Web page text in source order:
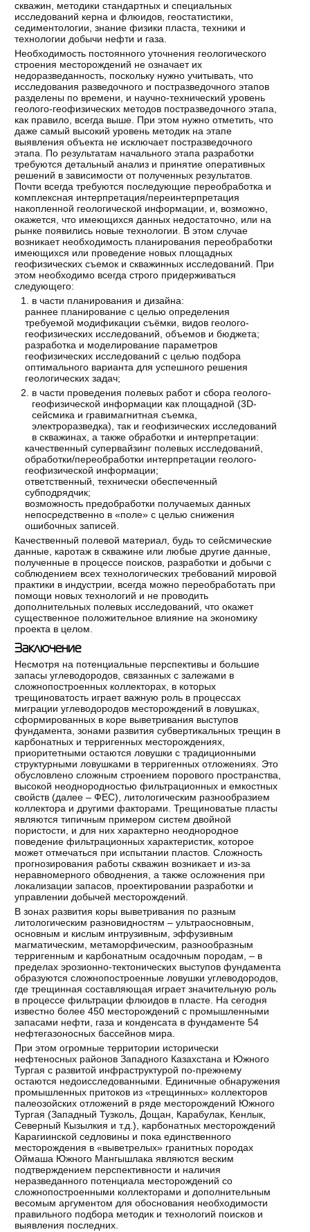
скважин, методики стандартных и специальных
исследований керна и флюидов, геостатистики,
седиментологии, знание физики пласта, техники и
технологии добычи нефти и газа.
Необходимость постоянного уточнения геологического
строения месторождений не означает их
недоразведанность, поскольку нужно учитывать, что
исследования разведочного и постразведочного этапов
разделены по времени, и научно-технический уровень
геолого-геофизических методов постразведочного этапа,
как правило, всегда выше. При этом нужно отметить, что
даже самый высокий уровень методик на этапе
выявления объекта не исключает постразведочного
этапа. По результатам начального этапа разработки
требуются детальный анализ и принятие оперативных
решений в зависимости от полученных результатов.
Почти всегда требуются последующие переобработка и
комплексная интерпретация/переинтерпретация
накопленной геологической информации, и, возможно,
окажется, что имеющихся данных недостаточно, или на
рынке появились новые технологии. В этом случае
возникает необходимость планирования переобработки
имеющихся или проведение новых площадных
геофизических съемок и скважинных исследований. При
этом необходимо всегда строго придерживаться
следующего:
в части планирования и дизайна:
раннее планирование с целью определения
требуемой модификации съёмки, видов геолого-
геофизических исследований, объемов и бюджета;
разработка и моделирование параметров
геофизических исследований с целью подбора
оптимального варианта для успешного решения
геологических задач;
в части проведения полевых работ и сбора геолого-
геофизической информации как площадной (3D-
сейсмика и гравимагнитная съемка,
электроразведка), так и геофизических исследований
в скважинах, а также обработки и интерпретации:
качественный супервайзинг полевых исследований,
обработки/переобработки интерпретации геолого-
геофизической информации;
ответственный, технически обеспеченный
субподрядчик;
возможность предобработки получаемых данных
непосредственно в «поле» с целью снижения
ошибочных записей.
Качественный полевой материал, будь то сейсмические
данные, каротаж в скважине или любые другие данные,
полученные в процессе поисков, разработки и добычи с
соблюдением всех технологических требований мировой
практики в индустрии, всегда можно переобработать при
помощи новых технологий и не проводить
дополнительных полевых исследований, что окажет
существенное положительное влияние на экономику
проекта в целом.
Заключение
Несмотря на потенциальные перспективы и большие
запасы углеводородов, связанных с залежами в
сложнопостроенных коллекторах, в которых
трещиноватость играет важную роль в процессах
миграции углеводородов месторождений в ловушках,
сформированных в коре выветривания выступов
фундамента, зонами развития субвертикальных трещин в
карбонатных и терригенных месторождениях,
приоритетными остаются ловушки с традиционными
структурными ловушками в терригенных отложениях. Это
обусловлено сложным строением порового пространства,
высокой неоднородностью фильтрационных и емкостных
свойств (далее – ФЕС), литологическим разнообразием
коллектора и другими факторами. Трещиноватые пласты
являются типичным примером систем двойной
пористости, и для них характерно неоднородное
поведение фильтрационных характеристик, которое
может отмечаться при испытании пластов. Сложность
прогнозирования работы скважин возникает и из-за
неравномерного обводнения, а также осложнения при
локализации запасов, проектировании разработки и
управлении добычей месторождений.
В зонах развития коры выветривания по разным
литологическим разновидностям – ультраосновным,
основным и кислым интрузивным, эффузивным
магматическим, метаморфическим, разнообразным
терригенным и карбонатным осадочным породам, – в
пределах эрозионно-тектонических выступов фундамента
образуются сложнопостроенные ловушки углеводородов,
где трещинная составляющая играет значительную роль
в процессе фильтрации флюидов в пласте. На сегодня
известно более 450 месторождений с промышленными
запасами нефти, газа и конденсата в фундаменте 54
нефтегазоносных бассейнов мира.
При этом огромные территории исторически
нефтеносных районов Западного Казахстана и Южного
Тургая с развитой инфраструктурой по-прежнему
остаются недоисследованными. Единичные обнаружения
промышленных притоков из «трещинных» коллекторов
палеозойских отложений в ряде месторождений Южного
Тургая (Западный Тузколь, Дощан, Карабулак, Кенлык,
Северный Кызылкия и т.д.), карбонатных месторождений
Карагиинской седловины и пока единственного
месторождения в «выветрелых» гранитных породах
Оймаша Южного Мангышлака являются веским
подтверждением перспективности и наличия
неразведанного потенциала месторождений со
сложнопостроенными коллекторами и дополнительным
весомым аргументом для обоснования необходимости
правильного подбора методик и технологий поисков и
выявления последних.